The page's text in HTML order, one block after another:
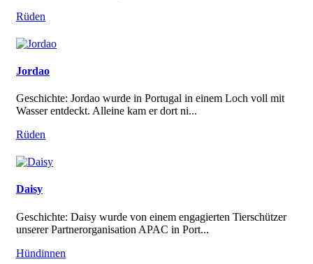
Rüden
Jordao
Geschichte: Jordao wurde in Portugal in einem Loch voll mit
Wasser entdeckt. Alleine kam er dort ni...
Rüden
Daisy
Geschichte: Daisy wurde von einem engagierten Tierschützer
unserer Partnerorganisation APAC in Port...
Hündinnen